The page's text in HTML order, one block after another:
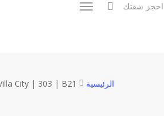
احجز شقتك account
Menu
الرئيسية City | 303 | B21